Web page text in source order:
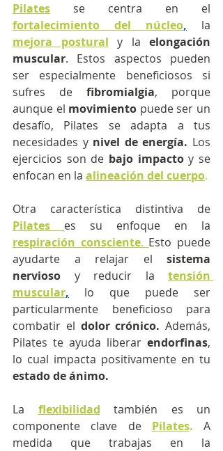
Pilates
fortalecimiento del núcleo,
mejora postural y la elongación
muscular. Estos aspectos pueden
ser especialmente beneficiosos si
sufres de fibromialgia, porque
aunque el movimiento puede ser un
desafío, Pilates se adapta a tus
necesidades y nivel de energía. Los
ejercicios son de bajo impacto y se
enfocan en la alineación del cuerpo.
Pilates
respiración consciente. Esto puede
ayudarte a relajar el sistema
nervioso y reducir la tensión
muscular, lo que puede ser
particularmente beneficioso para
combatir el dolor crónico. Además,
Pilates te ayuda liberar endorfinas,
estado de ánimo.
La flexibilidad también es un
componente clave de Pilates. A